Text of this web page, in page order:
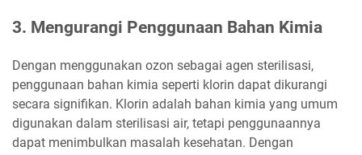
3. Mengurangi Penggunaan Bahan Kimia
Dengan menggunakan ozon sebagai agen sterilisasi,
penggunaan bahan kimia seperti klorin dapat dikurangi
secara signifikan. Klorin adalah bahan kimia yang umum
digunakan dalam sterilisasi air, tetapi penggunaannya
dapat menimbulkan masalah kesehatan. Dengan